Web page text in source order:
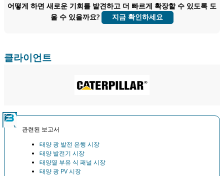
지금 맞춤 설정
어떻게 하면 새로운 기회를 발견하고 더 빠르게 확장할 수 있도록 도
울 수 있을까요?
지금 확인하세요
클라이언트
관련된 보고서
태양 광 발전 은행 시장
태양 발전기 시장
태양열 부유 식 패널 시장
태양 광 PV 시장